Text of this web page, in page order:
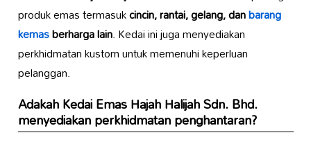
produk emas termasukcincin, rantai, gelang, danbarang
kemasberharga lain. Kedai ini juga menyediakan
perkhidmatan kustom untuk memenuhi keperluan
pelanggan.
AdakahKedai Emas Hajah Halijah Sdn. Bhd.
menyediakan perkhidmatan penghantaran?